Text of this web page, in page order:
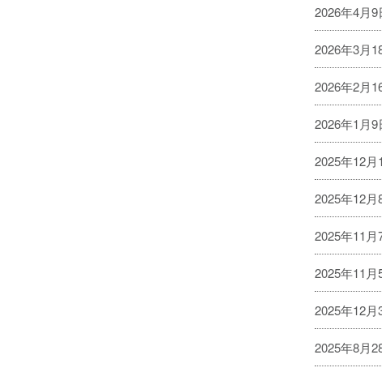
2026年4月9
2026年3月
2026年2月
2026年1月9
2025年12月
2025年12月
2025年11月
2025年11月
2025年12月
2025年8月